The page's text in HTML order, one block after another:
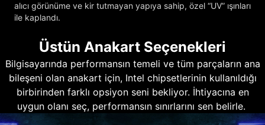
alıcı görünüme ve kir tutmayan yapıya sahip, özel “UV” ışınları
ile kaplandı.
Üstün Anakart Seçenekleri
Bilgisayarında performansın temeli ve tüm parçaların ana
bileşeni olan anakart için, Intel chipsetlerinin kullanıldığı
birbirinden farklı opsiyon seni bekliyor. İhtiyacına en
uygun olanı seç, performansın sınırlarını sen belirle.